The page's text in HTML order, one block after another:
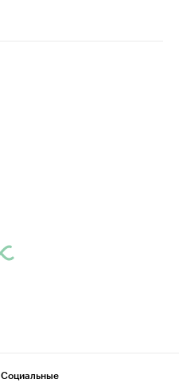
Социальные